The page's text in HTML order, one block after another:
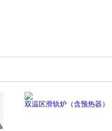
双温区滑轨炉（含预热器）